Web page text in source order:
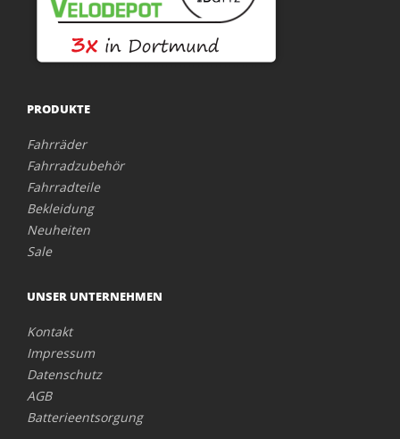
PRODUKTE
Fahrräder
Fahrradzubehör
Fahrradteile
Bekleidung
Neuheiten
Sale
UNSER UNTERNEHMEN
Kontakt
Impressum
Datenschutz
AGB
Batterieentsorgung